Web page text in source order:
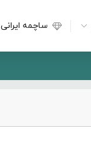
ساچمه ایرانی